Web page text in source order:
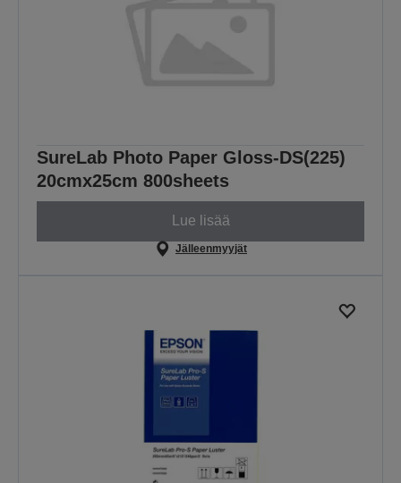
SureLab Photo Paper Gloss-DS(225)
20cmx25cm 800sheets
Lue lisää
Jälleenmyyjät